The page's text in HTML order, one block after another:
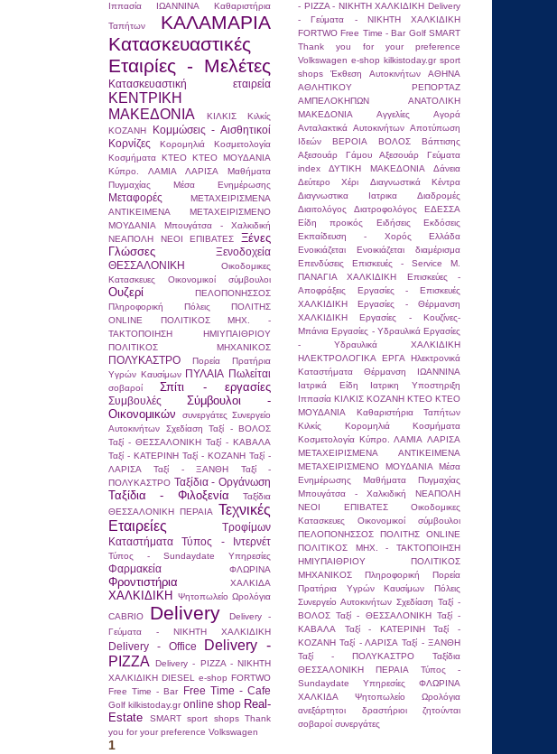
Ιππασία ΙΩΑΝΝΙΝΑ
Καθαριστήρια
Ταπήτων
ΚΑΛΑΜΑΡΙΑ
Κατασκευαστικές
Εταιρίες - Μελέτες
Κατασκευαστική εταιρεία
ΚΕΝΤΡΙΚΗ
ΜΑΚΕΔΟΝΙΑ
ΚΙΛΚΙΣ
Κιλκίς
ΚΟΖΑΝΗ
Κομμώσεις - Αισθητικοί
Κορνίζες
Κορομηλιά
Κοσμετολογία
Κοσμήματα ΚΤΕΟ ΚΤΕΟ ΜΟΥΔΑΝΙΑ
Κύπρο.
ΛΑΜΙΑ ΛΑΡΙΣΑ
Μαθήματα
Πυγμαχίας
Μέσα Ενημέρωσης
Μεταφορές
ΜΕΤΑΧΕΙΡΙΣΜΕΝΑ
ΑΝΤΙΚΕΙΜΕΝΑ
ΜΕΤΑΧΕΙΡΙΣΜΕΝΟ
ΜΟΥΔΑΝΙΑ
Μπουγάτσα - Χαλκιδική
ΝΕΑΠΟΛΗ
ΝΕΟΙ ΕΠΙΒΑΤΕΣ
Ξένες
Γλώσσες
Ξενοδοχεία
ΘΕΣΣΑΛΟΝΙΚΗ
Οικοδομικες
Κατασκευες
Οικονομικοί σύμβουλοι
Ουζερί
ΠΕΛΟΠΟΝΗΣΣΟΣ
Πληροφορική
Πόλεις
ΠΟΛΙΤΗΣ
ONLINE
ΠΟΛΙΤΙΚΟΣ ΜΗΧ. -
ΤΑΚΤΟΠΟΙΗΣΗ ΗΜΙΥΠΑΙΘΡΙΟΥ
ΠΟΛΙΤΙΚΟΣ ΜΗΧΑΝΙΚΟΣ
ΠΟΛΥΚΑΣΤΡΟ Πορεία
Πρατήρια
Υγρών Καυσίμων ΠΥΛΑΙΑ Πωλείται
σοβαροί Σπίτι - εργασίες
Συμβουλές
Σύμβουλοι -
Οικονομικών
συνεργάτες Συνεργείο
Αυτοκινήτων
Σχεδίαση
Ταξί - ΒΟΛΟΣ
Ταξί - ΘΕΣΣΑΛΟΝΙΚΗ Ταξί - ΚΑΒΑΛΑ
Ταξί - ΚΑΤΕΡΙΝΗ Ταξί - ΚΟΖΑΝΗ Ταξί -
ΛΑΡΙΣΑ
Ταξί - ΞΑΝΘΗ
Ταξί -
ΠΟΛΥΚΑΣΤΡΟ Ταξίδια - Οργάνωση
Ταξίδια - Φιλοξενία
Ταξίδια
ΘΕΣΣΑΛΟΝΙΚΗ ΠΕΡΑΙΑ
Τεχνικές
Εταιρείες
Τροφίμων
Καταστήματα
Τύπος - Ιντερνέτ
Τύπος - Sundaydate Υπηρεσίες
Φαρμακεία ΦΛΩΡΙΝΑ
Φροντιστήρια ΧΑΛΚΙΔΑ
ΧΑΛΚΙΔΙΚΗ Ψητοπωλείο Ωρολόγια
CABRIO
Delivery
Delivery -
Γεύματα - ΝΙΚΗΤΗ ΧΑΛΚΙΔΙΚΗ
Delivery - Office
Delivery -
PIZZA Delivery - PIZZA - ΝΙΚΗΤΗ
ΧΑΛΚΙΔΙΚΗ DIESEL e-shop FORTWO
Free Time - Bar
Free Time - Cafe
Golf kilkistoday.gr online shop Real-
Estate
SMART sport shops Thank
you for your preference Volkswagen
- PIZZA - ΝΙΚΗΤΗ ΧΑΛΚΙΔΙΚΗ Delivery
- Γεύματα - ΝΙΚΗΤΗ ΧΑΛΚΙΔΙΚΗ
FORTWO Free Time - Bar Golf SMART
Thank you for your preference
Volkswagen e-shop kilkistoday.gr sport
shops
Έκθεση Αυτοκινήτων
ΑΘΗΝΑ
ΑΘΛΗΤΙΚΟΥ ΡΕΠΟΡΤΑΖ
ΑΜΠΕΛΟΚΗΠΩΝ
ΑΝΑΤΟΛΙΚΗ
ΜΑΚΕΔΟΝΙΑ
Αγγελίες
Αγορά
Ανταλακτικά Αυτοκινήτων Αποτύπωση
Ιδεών
ΒΕΡΟΙΑ ΒΟΛΟΣ
Βάπτισης
Αξεσουάρ
Γάμου Αξεσουάρ
Γεύματα
index
ΔΥΤΙΚΗ ΜΑΚΕΔΟΝΙΑ
Δάνεια
Δεύτερο Χέρι
Διαγνωστικά Κέντρα
Διαγνωστικα Ιατρικα
Διαδρομές
Διαιτολόγος
Διατροφολόγος
ΕΔΕΣΣΑ
Είδη προικός
Ειδήσεις
Εκδόσεις
Εκπαίδευση - Χορός
Ελλάδα
Ενοικιάζεται
Ενοικιάζεται διαμέρισμα
Επενδύσεις
Επισκευές - Service Μ.
ΠΑΝΑΓΙΑ ΧΑΛΚΙΔΙΚΗ
Επισκεύες -
Αποφράξεις
Εργασίες - Επισκευές
ΧΑΛΚΙΔΙΚΗ
Εργασίες - Θέρμανση
ΧΑΛΚΙΔΙΚΗ
Εργασίες - Κουζίνες-
Μπάνια Εργασίες - Υδραυλικά Εργασίες
- Υδραυλικά ΧΑΛΚΙΔΙΚΗ
ΗΛΕΚΤΡΟΛΟΓΙΚΑ ΕΡΓΑ
Ηλεκτρονικά
Καταστήματα
Θέρμανση
ΙΩΑΝΝΙΝΑ
Ιατρικά Είδη
Ιατρικη Υποστηριξη
Ιππασία ΚΙΛΚΙΣ ΚΟΖΑΝΗ ΚΤΕΟ ΚΤΕΟ
ΜΟΥΔΑΝΙΑ
Καθαριστήρια Ταπήτων
Κιλκίς
Κορομηλιά
Κοσμήματα
Κοσμετολογία Κύπρο. ΛΑΜΙΑ ΛΑΡΙΣΑ
ΜΕΤΑΧΕΙΡΙΣΜΕΝΑ ΑΝΤΙΚΕΙΜΕΝΑ
ΜΕΤΑΧΕΙΡΙΣΜΕΝΟ
ΜΟΥΔΑΝΙΑ
Μέσα
Ενημέρωσης
Μαθήματα Πυγμαχίας
Μπουγάτσα - Χαλκιδική
ΝΕΑΠΟΛΗ
ΝΕΟΙ ΕΠΙΒΑΤΕΣ
Οικοδομικες
Κατασκευες
Οικονομικοί σύμβουλοι
ΠΕΛΟΠΟΝΗΣΣΟΣ
ΠΟΛΙΤΗΣ ONLINE
ΠΟΛΙΤΙΚΟΣ ΜΗΧ. - ΤΑΚΤΟΠΟΙΗΣΗ
ΗΜΙΥΠΑΙΘΡΙΟΥ
ΠΟΛΙΤΙΚΟΣ
ΜΗΧΑΝΙΚΟΣ
Πληροφορική
Πορεία
Πρατήρια Υγρών Καυσίμων
Πόλεις
Συνεργείο Αυτοκινήτων Σχεδίαση Ταξί -
ΒΟΛΟΣ Ταξί - ΘΕΣΣΑΛΟΝΙΚΗ Ταξί -
ΚΑΒΑΛΑ
Ταξί - ΚΑΤΕΡΙΝΗ
Ταξί -
ΚΟΖΑΝΗ Ταξί - ΛΑΡΙΣΑ Ταξί - ΞΑΝΘΗ
Ταξί - ΠΟΛΥΚΑΣΤΡΟ
Ταξίδια
ΘΕΣΣΑΛΟΝΙΚΗ ΠΕΡΑΙΑ
Τύπος -
Sundaydate
Υπηρεσίες
ΦΛΩΡΙΝΑ
ΧΑΛΚΙΔΑ
Ψητοπωλείο
Ωρολόγια
ανεξάρτητοι
δραστήριοι
ζητούνται
σοβαροί συνεργάτες
1